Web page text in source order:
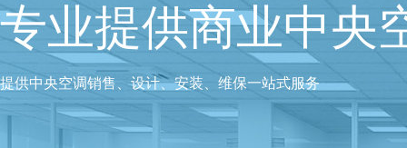
专业提供商业中央
提供中央空调销售、设计、安装、维保一站式服务
格力授权服务商
格力指定服务商 中央空调政府采购定点供应商 家电维修一级